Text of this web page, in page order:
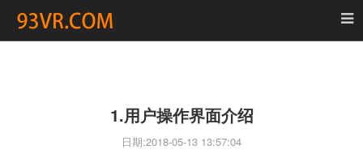
1.用户操作界面介绍
日期:2018-05-13 13:57:04